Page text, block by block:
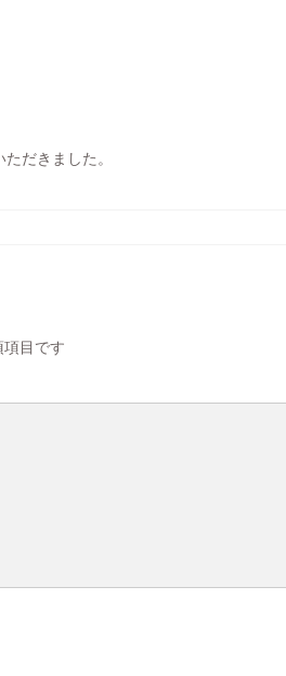
だきました。
目です